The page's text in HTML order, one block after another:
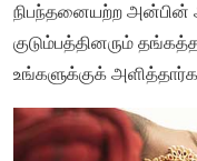
நிபந்தனையற்ற
குடும்பத்தினரும்
உங்களுக்குக்